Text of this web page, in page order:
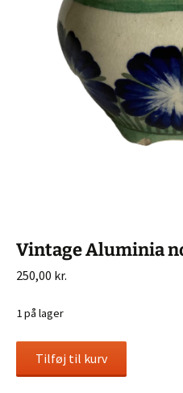
Vintage Aluminia
250,00 kr.
1 på lager
Vintage
Aluminia
Tilføj til kurv